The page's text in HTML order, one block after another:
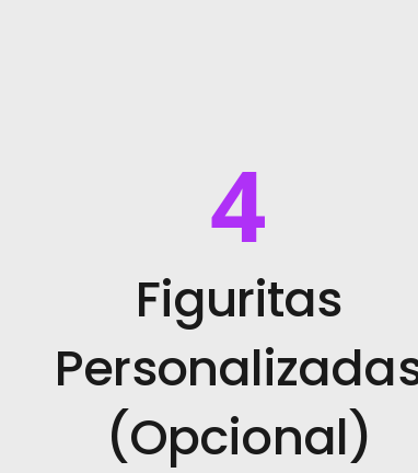
4
Figuritas
(Opcional)